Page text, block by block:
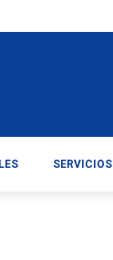
SERVICIOS